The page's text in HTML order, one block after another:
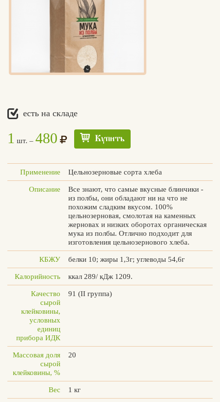
Вконтакте
Max
есть на складе
1 шт. – 480 Купить
Применение Цельнозерновые сорта хлеба
Описание
Все знают, что самые вкусные блинчики -
из полбы, они обладают ни на что не
похожим сладким вкусом. 100%
цельнозерновая, смолотая на каменных
жерновах и низких оборотах органическая
мука из полбы. Отлично подходит для
изготовления цельнозернового хлеба.
КБЖУ белки 10; жиры 1,3г; углеводы 54,6г
Калорийность ккал 289/ кДж 1209.
Качество
сырой
клейковины,
условных
единиц
прибора ИДК
91 (II группа)
Массовая доля
сырой
клейковины, %
20
Вес 1 кг